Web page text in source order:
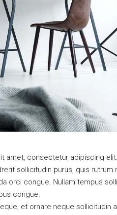
amet, consectetur adipiscing
sollicitudin purus, quis rutrum
orci congue. Nullam tempus
congue.
et ornare neque sollicitudin